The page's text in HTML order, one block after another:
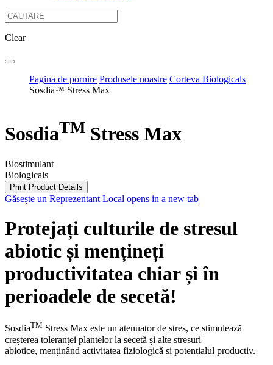
Clear
Pagina de pornire Produsele noastre Corteva Biologicals
Sosdia™ Stress Max
SosdiaTM Stress Max
Biostimulant
Biologicals
Print Product Details
Găsește un Reprezentant Local opens in a new tab
Protejați culturile de stresul
abiotic și mențineți
productivitatea chiar și în
perioadele de secetă!
SosdiaTM Stress Max este un atenuator de stres, ce stimulează
creșterea toleranței plantelor la secetă și alte stresuri
abiotice, menținând activitatea fiziologică și potențialul productiv.